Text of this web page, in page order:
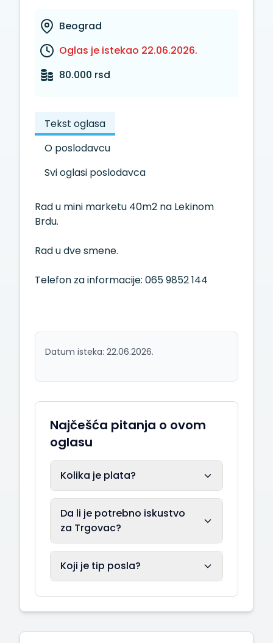
Beograd
Oglas je istekao 22.06.2026.
80.000 rsd
Tekst oglasa
O poslodavcu
Svi oglasi poslodavca
Rad u mini marketu 40m2 na Lekinom
Brdu.
Rad u dve smene.
Telefon za informacije: 065 9852 144
Datum isteka: 22.06.2026.
Najčešća pitanja o ovom
oglasu
Kolika je plata?
Da li je potrebno iskustvo
za Trgovac?
Koji je tip posla?